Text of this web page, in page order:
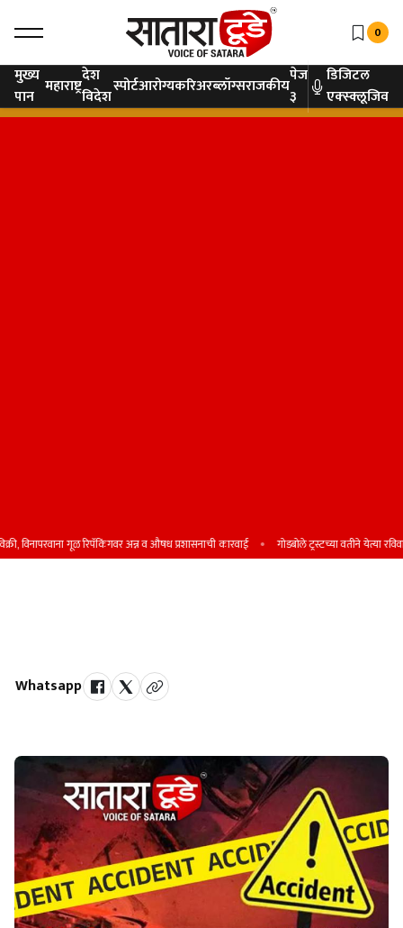
0
मुख्य
पान महाराष्ट्रदेश
विदेशस्पोर्टआरोग्यकरिअरब्लॉग्सराजकीयपेज
३
डिजिटल
एक्स्क्लूजिव
गूळ रिपॅकिंगवर अन्न व औषध प्रशासनाची कारवाई गोडबोले ट्रस्टच्या वतीने येत्या रविवारी
Whatsapp